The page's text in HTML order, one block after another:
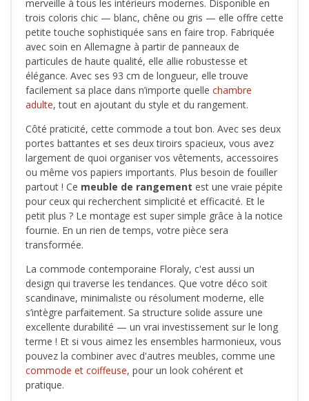
merveille à tous les intérieurs modernes. Disponible en
trois coloris chic — blanc, chêne ou gris — elle offre cette
petite touche sophistiquée sans en faire trop. Fabriquée
avec soin en Allemagne à partir de panneaux de
particules de haute qualité, elle allie robustesse et
élégance. Avec ses 93 cm de longueur, elle trouve
facilement sa place dans n’importe quelle chambre
adulte, tout en ajoutant du style et du rangement.
Côté praticité, cette commode a tout bon. Avec ses deux
portes battantes et ses deux tiroirs spacieux, vous avez
largement de quoi organiser vos vêtements, accessoires
ou même vos papiers importants. Plus besoin de fouiller
partout ! Ce meuble de rangement est une vraie pépite
pour ceux qui recherchent simplicité et efficacité. Et le
petit plus ? Le montage est super simple grâce à la notice
fournie. En un rien de temps, votre pièce sera
transformée.
La commode contemporaine Floraly, c'est aussi un
design qui traverse les tendances. Que votre déco soit
scandinave, minimaliste ou résolument moderne, elle
s’intègre parfaitement. Sa structure solide assure une
excellente durabilité — un vrai investissement sur le long
terme ! Et si vous aimez les ensembles harmonieux, vous
pouvez la combiner avec d'autres meubles, comme une
commode et coiffeuse, pour un look cohérent et
pratique.